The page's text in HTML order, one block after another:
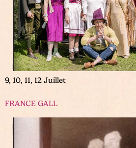
9, 10, 11, 12 Juillet
FRANCE GALL